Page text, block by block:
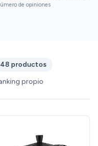
de opiniones
48 productos
propio